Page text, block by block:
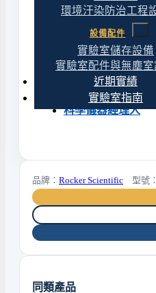
環境汙染防治工程
設備配件
實驗室儲存設備
實驗室配件與無塵室
近期實績
實驗室指南
耐腐蝕真空幫浦選
減壓濃縮機— 旋蒸
環境汙染防治工程
實驗室建置完整解
科學儀器經理人
品牌： Rocker Scientific 型號
同類產品